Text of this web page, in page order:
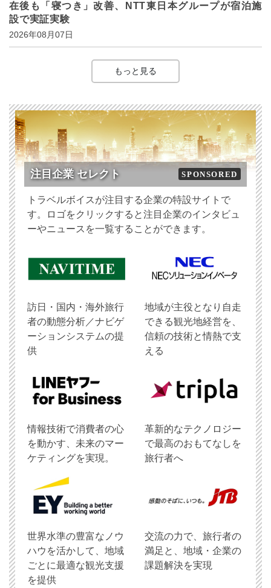
在後も「寝つき」改善、NTT東日本グループが宿泊施
設で実証実験
2026年08月07日
もっと見る
注目企業 セレクト SPONSORED
トラベルボイスが注目する企業の特設サイトで
す。ロゴをクリックすると注目企業のインタビュ
ーやニュースを一覧することができます。
訪日・国内・海外旅行
者の動態分析／ナビゲ
ーションシステムの提
供
地域が主役となり自走
できる観光地経営を、
信頼の技術と情熱で支
える
情報技術で消費者の心
を動かす、未来のマー
ケティングを実現。
革新的なテクノロジー
で最高のおもてなしを
旅行者へ
世界水準の豊富なノウ
ハウを活かして、地域
ごとに最適な観光支援
を提供
交流の力で、旅行者の
満足と、地域・企業の
課題解決を実現